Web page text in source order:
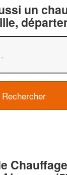
un